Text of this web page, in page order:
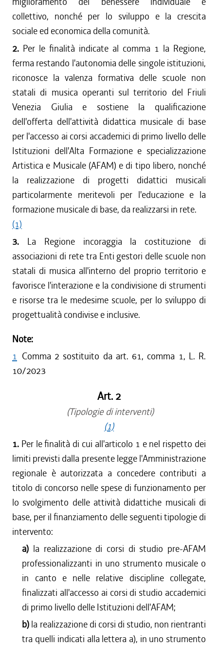
collettivo, nonché per lo sviluppo e la crescita
sociale ed economica della comunità.
2. Per le finalità indicate al comma 1 la Regione,
ferma restando l'autonomia delle singole istituzioni,
riconosce la valenza formativa delle scuole non
statali di musica operanti sul territorio del Friuli
Venezia Giulia e sostiene la qualificazione
dell'offerta dell'attività didattica musicale di base
per l'accesso ai corsi accademici di primo livello delle
Istituzioni dell'Alta Formazione e specializzazione
Artistica e Musicale (AFAM) e di tipo libero, nonché
la realizzazione di progetti didattici musicali
particolarmente meritevoli per l'educazione e la
formazione musicale di base, da realizzarsi in rete.
(1)
3. La Regione incoraggia la costituzione di
associazioni di rete tra Enti gestori delle scuole non
statali di musica all'interno del proprio territorio e
favorisce l'interazione e la condivisione di strumenti
e risorse tra le medesime scuole, per lo sviluppo di
progettualità condivise e inclusive.
Note:
1 Comma 2 sostituito da art. 61, comma 1, L. R.
10/2023
Art. 2
(Tipologie di interventi)
(1)
1. Per le finalità di cui all'articolo 1 e nel rispetto dei
limiti previsti dalla presente legge l'Amministrazione
regionale è autorizzata a concedere contributi a
titolo di concorso nelle spese di funzionamento per
lo svolgimento delle attività didattiche musicali di
base, per il finanziamento delle seguenti tipologie di
intervento:
a) la realizzazione di corsi di studio pre-AFAM
professionalizzanti in uno strumento musicale o
in canto e nelle relative discipline collegate,
finalizzati all'accesso ai corsi di studio accademici
di primo livello delle Istituzioni dell'AFAM;
b) la realizzazione di corsi di studio, non rientranti
tra quelli indicati alla lettera a), in uno strumento